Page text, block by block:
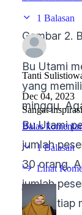
Gambar 2.
Bu Utami
yang
minggu.
Bu Utami
jumlah
30 orang.
jumlah
berarti tiap
1 Balasan
Tanti
Dec 04, 2023
Sangat
Balas komentar
1 Balasan
Lihat